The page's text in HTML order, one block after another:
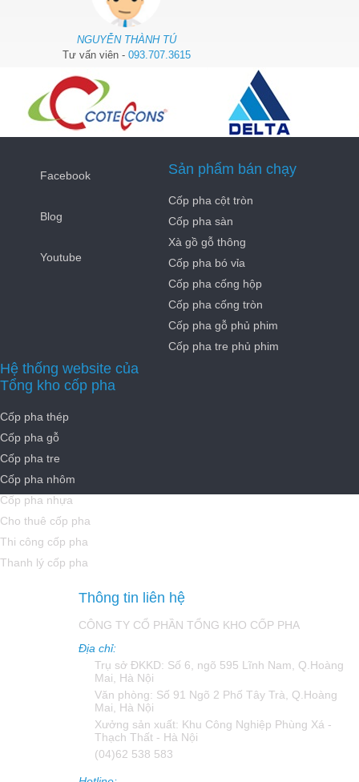
NGUYỄN THÀNH TÚ
Tư vấn viên - 093.707.3615
Facebook
Blog
Youtube
Sản phẩm bán chạy
Cốp pha cột tròn
Cốp pha sàn
Xà gồ gỗ thông
Cốp pha bó vỉa
Cốp pha cống hộp
Cốp pha cống tròn
Cốp pha gỗ phủ phim
Cốp pha tre phủ phim
Hệ thống website của
Tổng kho cốp pha
Cốp pha thép
Cốp pha gỗ
Cốp pha tre
Cốp pha nhôm
Cốp pha nhựa
Cho thuê cốp pha
Thi công cốp pha
Thanh lý cốp pha
Thông tin liên hệ
CÔNG TY CỔ PHẦN TỔNG KHO CỐP PHA
Địa chỉ:
Trụ sở ĐKKD: Số 6, ngõ 595 Lĩnh Nam, Q.Hoàng
Mai, Hà Nội
Văn phòng: Số 91 Ngõ 2 Phố Tây Trà, Q.Hoàng
Mai, Hà Nội
Xưởng sản xuất: Khu Công Nghiệp Phùng Xá -
Thạch Thất - Hà Nội
(04)62 538 583